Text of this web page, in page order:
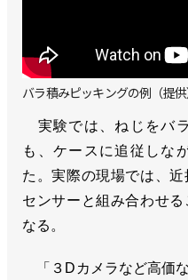
バラ積みピッキングの例（提供
実験では、ねじをバ
も、ケースに追従しな
た。実際の現場では、
センサーと組み合わせ
なる。
「３Dカメラなど高価